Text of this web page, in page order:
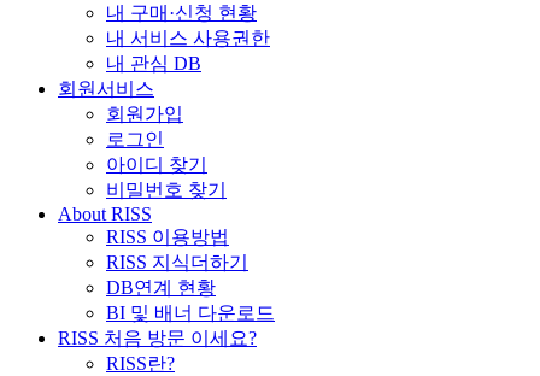
내 구매·신청 현황
내 서비스 사용권한
내 관심 DB
회원서비스
회원가입
로그인
아이디 찾기
비밀번호 찾기
About RISS
RISS 이용방법
RISS 지식더하기
DB연계 현황
BI 및 배너 다운로드
RISS 처음 방문 이세요?
RISS란?